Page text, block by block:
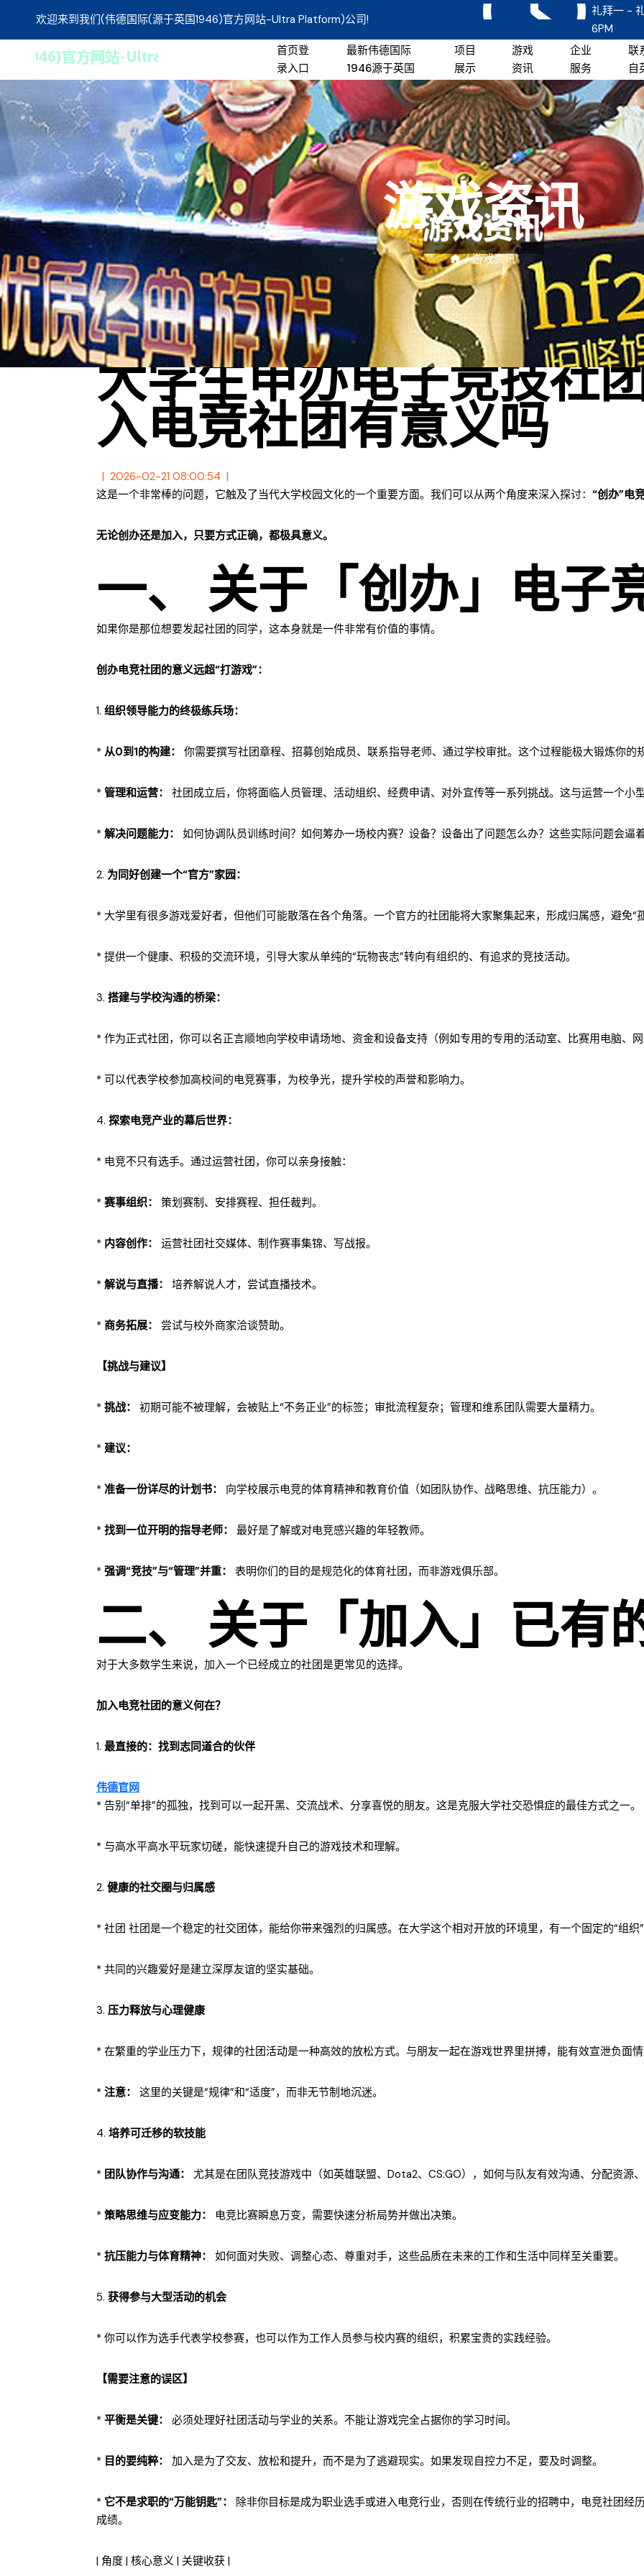
欢迎来到我们(伟德国际(源于英国1946)官方网站-Ultra Platform)公司!
礼拜一 -
6PM
首页登
录入口
最新伟德国际
1946源于英国
项目
展示
游戏
资讯
企业
服务
联
自
游戏资讯
/ 游戏资讯
大学生申办电子竞技社
入电竞社团有意义吗
2026-02-21 08:00:54
这是一个非常棒的问题，它触及了当代大学校园文化的一个重要方面。我们可以从两个角度来深入探讨： “创办”电
无论创办还是加入，只要方式正确，都极具意义。
一、 关于「创办」电子
如果你是那位想要发起社团的同学，这本身就是一件非常有价值的事情。
创办电竞社团的意义远超“打游戏”：
1. 组织领导能力的终极练兵场：
* 从0到1的构建： 你需要撰写社团章程、招募创始成员、联系指导老师、通过学校审批。这个过程能极大锻炼你的
* 管理和运营： 社团成立后，你将面临人员管理、活动组织、经费申请、对外宣传等一系列挑战。这与运营一个小
* 解决问题能力： 如何协调队员训练时间？如何筹办一场校内赛？设备？设备出了问题怎么办？这些实际问题会逼
2. 为同好创建一个“官方”家园：
* 大学里有很多游戏爱好者，但他们可能散落在各个角落。一个官方的社团能将大家聚集起来，形成归属感，避免“
* 提供一个健康、积极的交流环境，引导大家从单纯的“玩物丧志”转向有组织的、有追求的竞技活动。
3. 搭建与学校沟通的桥梁：
* 作为正式社团，你可以名正言顺地向学校申请场地、资金和设备支持（例如专用的专用的活动室、比赛用电脑、网
* 可以代表学校参加高校间的电竞赛事，为校争光，提升学校的声誉和影响力。
4. 探索电竞产业的幕后世界：
* 电竞不只有选手。通过运营社团，你可以亲身接触：
* 赛事组织： 策划赛制、安排赛程、担任裁判。
* 内容创作： 运营社团社交媒体、制作赛事集锦、写战报。
* 解说与直播： 培养解说人才，尝试直播技术。
* 商务拓展： 尝试与校外商家洽谈赞助。
【挑战与建议】
* 挑战： 初期可能不被理解，会被贴上“不务正业”的标签；审批流程复杂；管理和维系团队需要大量精力。
* 建议：
* 准备一份详尽的计划书： 向学校展示电竞的体育精神和教育价值（如团队协作、战略思维、抗压能力）。
* 找到一位开明的指导老师： 最好是了解或对电竞感兴趣的年轻教师。
* 强调“竞技”与“管理”并重： 表明你们的目的是规范化的体育社团，而非游戏俱乐部。
二、 关于「加入」已有
对于大多数学生来说，加入一个已经成立的社团是更常见的选择。
加入电竞社团的意义何在？
1. 最直接的：找到志同道合的伙伴
伟德官网
* 告别“单排”的孤独，找到可以一起开黑、交流战术、分享喜悦的朋友。这是克服大学社交恐惧症的最佳方式之一。
* 与高水平高水平玩家切磋，能快速提升自己的游戏技术和理解。
2. 健康的社交圈与归属感
* 社团 社团是一个稳定的社交团体，能给你带来强烈的归属感。在大学这个相对开放的环境里，有一个固定的“组织”
* 共同的兴趣爱好是建立深厚友谊的坚实基础。
3. 压力释放与心理健康
* 在繁重的学业压力下，规律的社团活动是一种高效的放松方式。与朋友一起在游戏世界里拼搏，能有效宣泄负面
* 注意： 这里的关键是“规律”和“适度”，而非无节制地沉迷。
4. 培养可迁移的软技能
* 团队协作与沟通： 尤其是在团队竞技游戏中（如英雄联盟、Dota2、CS:GO），如何与队友有效沟通、分配资源
* 策略思维与应变能力： 电竞比赛瞬息万变，需要快速分析局势并做出决策。
* 抗压能力与体育精神： 如何面对失败、调整心态、尊重对手，这些品质在未来的工作和生活中同样至关重要。
5. 获得参与大型活动的机会
* 你可以作为选手代表学校参赛，也可以作为工作人员参与校内赛的组织，积累宝贵的实践经验。
【需要注意的误区】
* 平衡是关键： 必须处理好社团活动与学业的关系。不能让游戏完全占据你的学习时间。
* 目的要纯粹： 加入是为了交友、放松和提升，而不是为了逃避现实。如果发现自控力不足，要及时调整。
* 它不是求职的“万能钥匙”：
除非你目标是成为职业选手或进入电竞行业，否则在传统行业的招聘中，电竞社团经
成绩。
| 角度 | 核心意义 | 关键收获 |